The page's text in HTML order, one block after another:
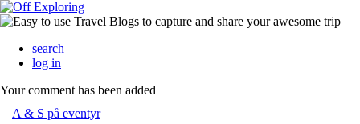
search
log in
Your comment has been added
A & S på eventyr